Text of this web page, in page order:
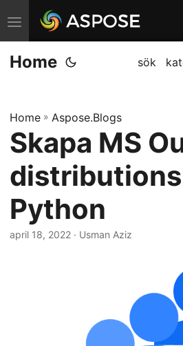
V
ä
x
n
a
i
g
a
t
Home sök
Home » Aspose.Blogs
Skapa MS
Python
april 18, 2022 · Usman Aziz